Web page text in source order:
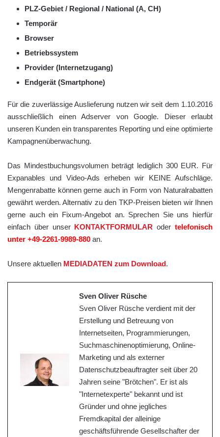
PLZ-Gebiet / Regional / National (A, CH)
Temporär
Browser
Betriebssystem
Provider (Internetzugang)
Endgerät (Smartphone)
Für die zuverlässige Auslieferung nutzen wir seit dem 1.10.2016
ausschließlich einen Adserver von Google. Dieser erlaubt
unseren Kunden ein transparentes Reporting und eine optimierte
Kampagnenüberwachung.
Das Mindestbuchungsvolumen beträgt lediglich 300 EUR. Für
Expanables und Video-Ads erheben wir KEINE Aufschläge.
Mengenrabatte können gerne auch in Form von Naturalrabatten
gewährt werden. Alternativ zu den TKP-Preisen bieten wir Ihnen
gerne auch ein Fixum-Angebot an. Sprechen Sie uns hierfür
einfach über unser KONTAKTFORMULAR odertelefonisch
unter +49-2261-9989-880 an.
Unsere aktuellen MEDIADATEN zum Download.
Sven Oliver Rüsche
Sven Oliver Rüsche verdient mit der
Erstellung und Betreuung von
Internetseiten, Programmierungen,
Suchmaschinenoptimierung, Online-
Marketing und als externer
Datenschutzbeauftragter seit über 20
Jahren seine "Brötchen". Er ist als
"Internetexperte" bekannt und ist
Gründer und ohne jegliches
Fremdkapital der alleinige
geschäftsführende Gesellschafter der